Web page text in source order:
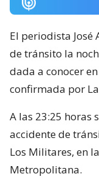
El periodista
de tránsito la
dada a conocer
confirmada por
A las 23:25 horas
accidente de
Los Militares, en
Metropolitana.